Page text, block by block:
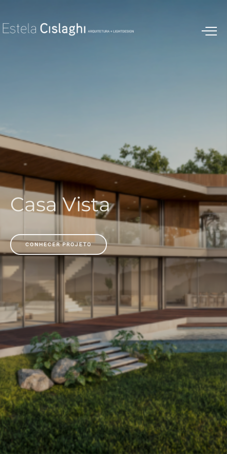
Casa Vista
CONHECER PROJETO